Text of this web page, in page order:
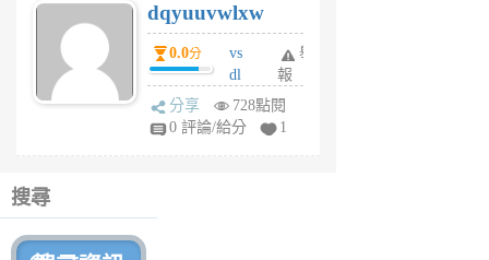
6
個
月
前
dqyuuvwlxw
0.0分
vs
dl
sq
fy
舉
報
分享
728點閱
0 評論/給分
1
搜尋